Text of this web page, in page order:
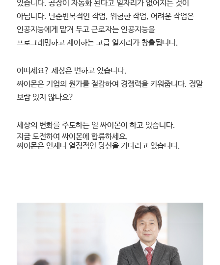
있습니다. 공장이 자동화 된다고 일자리가 없어지는 것이
아닙니다. 단순반복적인 작업, 위험한 작업, 어려운 작업은
인공지능에게 맡겨 두고 근로자는 인공지능을
프로그래밍하고 제어하는 고급 일자리가 창출됩니다.
어떠세요? 세상은 변하고 있습니다.
싸이몬은 기업의 원가를 절감하여 경쟁력을 키워줍니다. 정말
보람 있지 않나요?
세상의 변화를 주도하는 일 싸이몬이 하고 있습니다.
지금 도전하여 싸이몬에 합류하세요.
싸이몬은 언제나 열정적인 당신을 기다리고 있습니다.